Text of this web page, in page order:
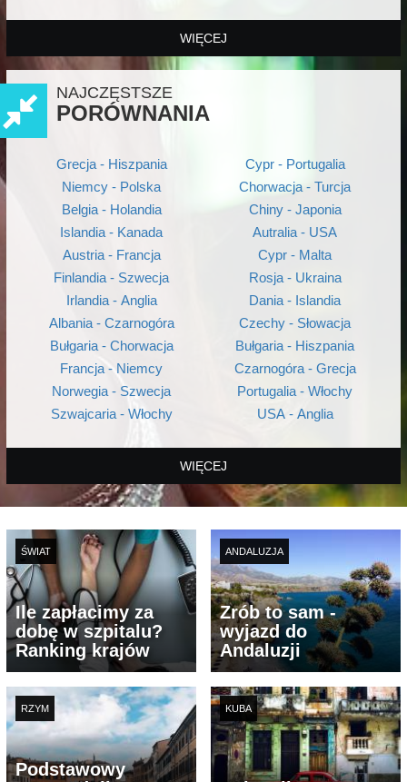
WIĘCEJ
NAJCZĘSTSZE
PORÓWNANIA
Grecja - Hiszpania
Niemcy - Polska
Belgia - Holandia
Islandia - Kanada
Austria - Francja
Finlandia - Szwecja
Irlandia - Anglia
Albania - Czarnogóra
Bułgaria - Chorwacja
Francja - Niemcy
Norwegia - Szwecja
Szwajcaria - Włochy
Cypr - Portugalia
Chorwacja - Turcja
Chiny - Japonia
Autralia - USA
Cypr - Malta
Rosja - Ukraina
Dania - Islandia
Czechy - Słowacja
Bułgaria - Hiszpania
Czarnogóra - Grecja
Portugalia - Włochy
USA - Anglia
WIĘCEJ
ŚWIAT
Ile zapłacimy za
dobę w szpitalu?
Ranking krajów
ANDALUZJA
Zrób to sam -
wyjazd do
Andaluzji
RZYM
Podstawowy
KUBA